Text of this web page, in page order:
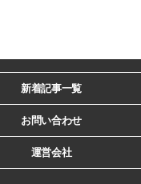
新着記事一覧
お問い合わせ
運営会社